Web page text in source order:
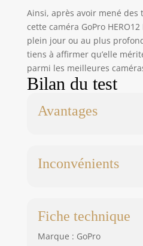
Ainsi, après avoir mené
cette caméra GoPro
plein jour ou au plus
tiens à affirmer qu’elle
parmi les meilleures
Bilan du test
Avantages
Inconvénients
Fiche technique
Marque : GoPro